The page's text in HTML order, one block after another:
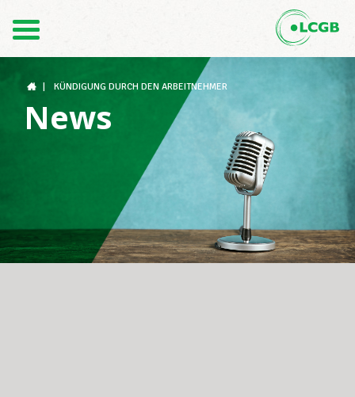
FR
Gewerkschaftsstrukturen
Unterstützung im Arbeitsalltag
KÜNDIGUNG DURCH DEN ARBEITNEHMER
News